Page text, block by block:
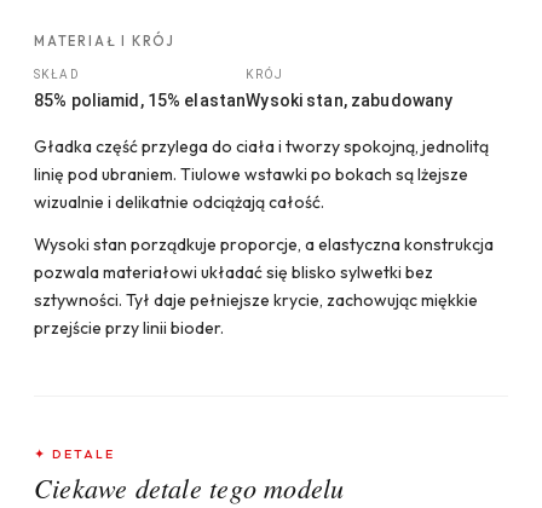
MATERIAŁ I KRÓJ
SKŁAD
85% poliamid, 15% elastan
KRÓJ
Wysoki stan, zabudowany
Gładka część przylega do ciała i tworzy spokojną, jednolitą
linię pod ubraniem. Tiulowe wstawki po bokach są lżejsze
wizualnie i delikatnie odciążają całość.
Wysoki stan porządkuje proporcje, a elastyczna konstrukcja
pozwala materiałowi układać się blisko sylwetki bez
sztywności. Tył daje pełniejsze krycie, zachowując miękkie
przejście przy linii bioder.
✦ DETALE
Ciekawe detale tego modelu